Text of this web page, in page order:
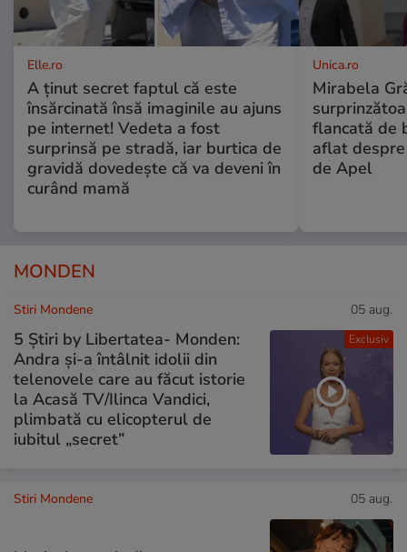
Elle.ro
A ținut secret faptul că este
însărcinată însă imaginile au ajuns
pe internet! Vedeta a fost
surprinsă pe stradă, iar burtica de
gravidă dovedește că va deveni în
curând mamă
Unica.ro
Mirabela
flancată de
aflat
de Apel
MONDEN
Exclusiv
Stiri Mondene 05 aug.
5 Știri by Libertatea- Monden:
Andra și-a întâlnit idolii din
telenovele care au făcut istorie
la Acasă TV/Ilinca Vandici,
plimbată cu elicopterul de
iubitul „secret”
Stiri Mondene 05 aug.